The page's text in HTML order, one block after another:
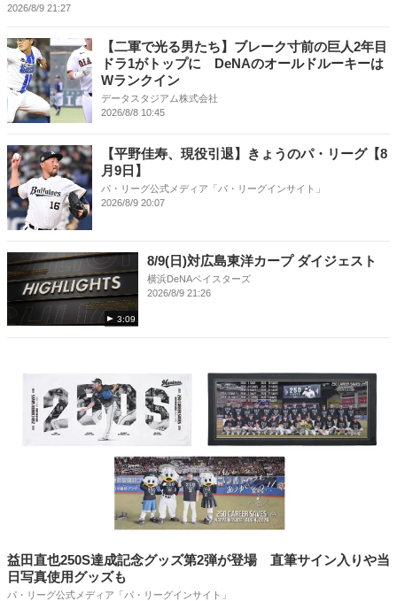
2026/8/9 21:27
【二軍で光る男たち】ブレーク寸前の巨人2年目
ドラ1がトップに DeNAのオールドルーキーは
Wランクイン
データスタジアム株式会社
2026/8/8 10:45
【平野佳寿、現役引退】きょうのパ・リーグ【8
月9日】
パ・リーグ公式メディア「パ・リーグインサイト」
2026/8/9 20:07
3:09
8/9(日)対広島東洋カープ ダイジェスト
横浜DeNAベイスターズ
2026/8/9 21:26
益田直也250S達成記念グッズ第2弾が登場 直筆サイン入りや当
日写真使用グッズも
パ・リーグ公式メディア「パ・リーグインサイト」